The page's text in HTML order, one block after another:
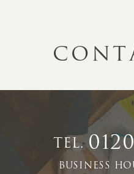
CONT
TEL.
BUSINESS